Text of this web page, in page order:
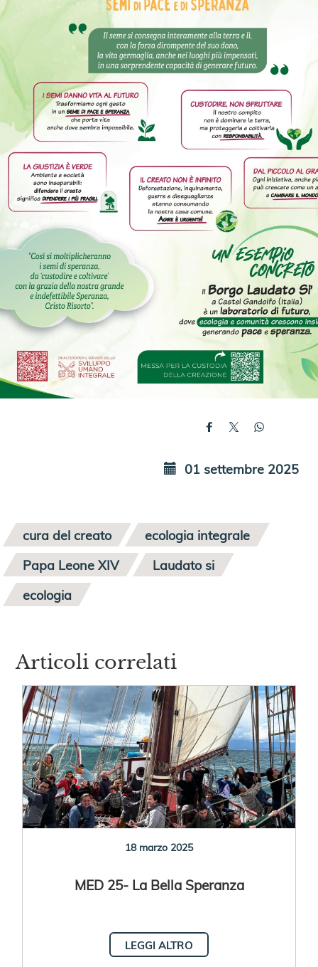
01 settembre 2025
cura del creato
ecologia integrale
Papa Leone XIV
Laudato si
ecologia
Articoli correlati
18 marzo 2025
MED 25- La Bella Speranza
LEGGI ALTRO